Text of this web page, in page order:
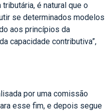
tributária, é natural que o
se determinados modelos
aos princípios da
capacidade contributiva”,
por uma comissão
esse fim, e depois segue